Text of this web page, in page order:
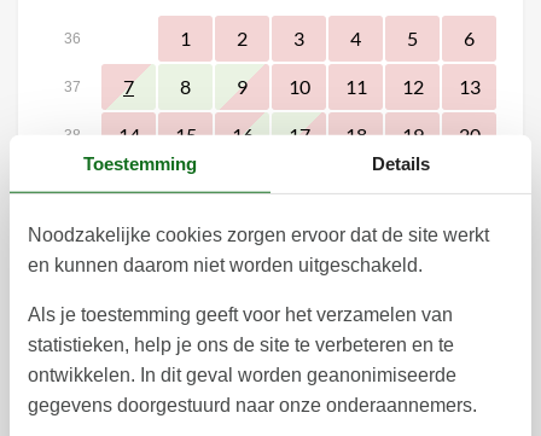
36 1 2 3 4 5 6
37 7 8 9 10 11 12 13
38 14 15 16 17 18 19 20
40 28 29 30
oktober 2026
ma di wo do vr za
40 1 2 3 4
Toestemming Details
Noodzakelijke cookies zorgen ervoor dat de site werkt
en kunnen daarom niet worden uitgeschakeld.
Als je toestemming geeft voor het verzamelen van
statistieken, help je ons de site te verbeteren en te
ontwikkelen. In dit geval worden geanonimiseerde
gegevens doorgestuurd naar onze onderaannemers.